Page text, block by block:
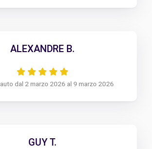
ALEXANDRE B.
dal 2 marzo 2026 al 9 marzo 2026
GUY T.